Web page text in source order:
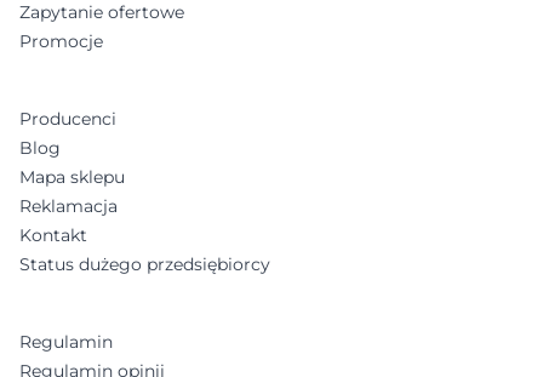
Zapytanie ofertowe
Promocje
Producenci
Blog
Mapa sklepu
Reklamacja
Kontakt
Status dużego przedsiębiorcy
Regulamin
Regulamin opinii